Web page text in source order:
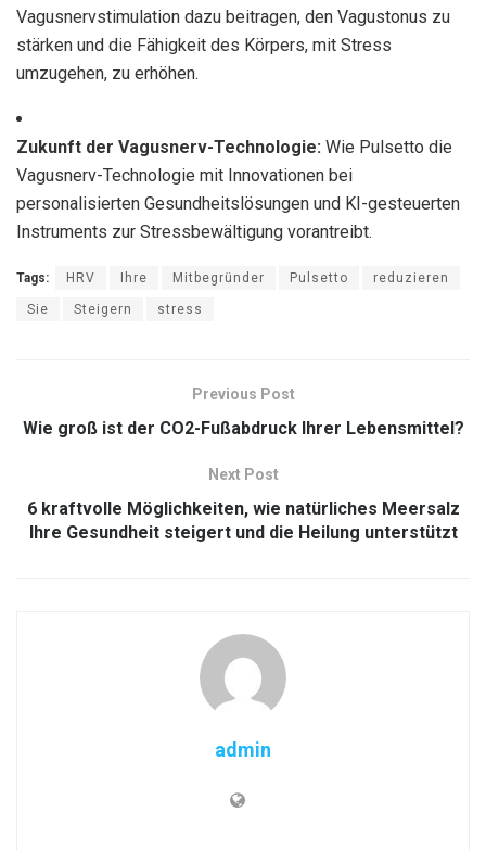
Vagusnervstimulation dazu beitragen, den Vagustonus zu
stärken und die Fähigkeit des Körpers, mit Stress
umzugehen, zu erhöhen.
Zukunft der Vagusnerv-Technologie: Wie Pulsetto die
Vagusnerv-Technologie mit Innovationen bei
personalisierten Gesundheitslösungen und KI-gesteuerten
Instruments zur Stressbewältigung vorantreibt.
Tags: HRV Ihre Mitbegründer Pulsetto reduzieren
Sie Steigern stress
Previous Post
Wie groß ist der CO2-Fußabdruck Ihrer Lebensmittel?
Next Post
6 kraftvolle Möglichkeiten, wie natürliches Meersalz
Ihre Gesundheit steigert und die Heilung unterstützt
admin